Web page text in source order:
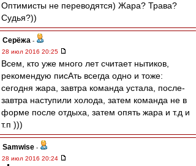
Оптимисты не переводятся) Жара? Трава?
Судья?))
Серёжа -
28 июл 2016 20:25
Всем, кто уже много лет считает нытиков,
рекомендую писАть всегда одно и тоже:
сегодня жара, завтра команда устала, после-
завтра наступили холода, затем команда не в
форме после отдыха, затем опять жара и т.д и
т.п )))
Samwise -
28 июл 2016 20:24